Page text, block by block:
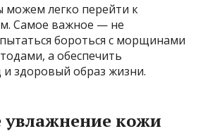
можем легко перейти к
Самое важное — не
бороться с морщинами
а обеспечить
здоровый образ жизни.
увлажнение кожи